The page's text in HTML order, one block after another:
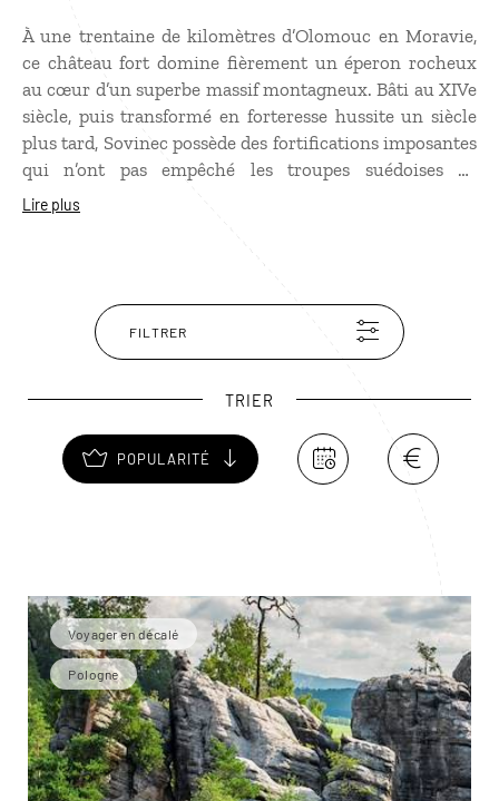
À une trentaine de kilomètres d’Olomouc en Moravie,
ce château fort domine fièrement un éperon rocheux
au cœur d’un superbe massif montagneux. Bâti au XIVe
siècle, puis transformé en forteresse hussite un siècle
plus tard, Sovinec possède des fortifications imposantes
qui n’ont pas empêché les troupes suédoises de
s’emparer du château au XVIIe siècle.Pendant la
Lire plus
FILTRER
TRIER
POPULARITÉ
Voyager en décalé
Pologne